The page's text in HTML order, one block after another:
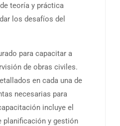
teoría y práctica
los desafíos del
para capacitar a
de obras civiles.
en cada una de
necesarias para
incluye el
planificación y gestión